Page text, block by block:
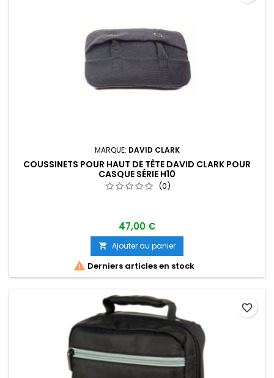
MARQUE: DAVID CLARK
COUSSINETS POUR HAUT DE TÊTE DAVID CLARK POUR
CASQUE SÉRIE H10
(0)
47,00 €
 Ajouter au panier
 Derniers articles en stock
favorite_border